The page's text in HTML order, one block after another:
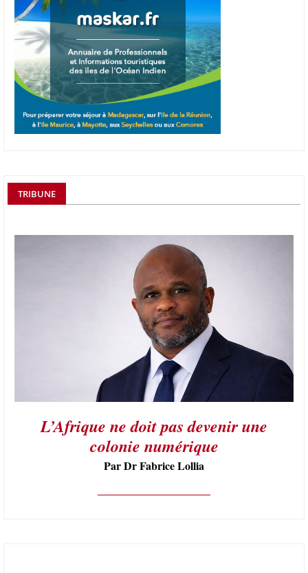
TRIBUNE
L’Afrique ne doit pas devenir une
colonie numérique
Par Dr Fabrice Lollia